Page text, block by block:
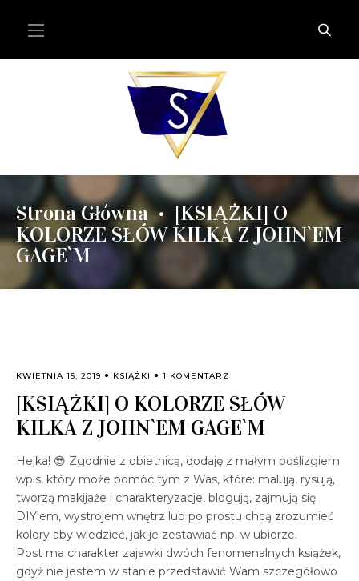
Strona Główna • [KSIĄŻKI] O
KOLORZE SŁÓW KILKA Z JOHN`EM
GAGE`M
KWIETNIA 15, 2019 KSIĄŻKI 1 KOMENTARZ
[KSIĄŻKI] O KOLORZE SŁÓW
KILKA Z JOHN`EM GAGE`M
Hejka! 😎 Zgodnie z obietnicą, dodaję z małym poślizgiem
wpis, który może pomóc tym z Was, które: malują, rysują,
tworzą makijaże i charakteryzacje, blogują, zajmują się
DIY'em, wystrojem wnętrz lub po prostu chcą zrozumieć
kolory aby wiedzieć, jak je zestawiać np. w ubiorze.
Post ma charakter zajawki dwóch fenomenalnych książek,
gdyż nie jestem w stanie przedstawić Wam szczegółowo